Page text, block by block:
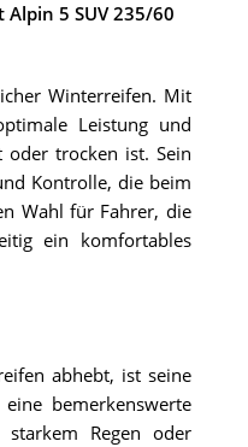
5 SUV 235/60
Winterreifen. Mit
Leistung und
oder trocken ist. Sein
Kontrolle, die beim
Wahl für Fahrer, die
ein komfortables
abhebt, ist seine
bemerkenswerte
Regen oder